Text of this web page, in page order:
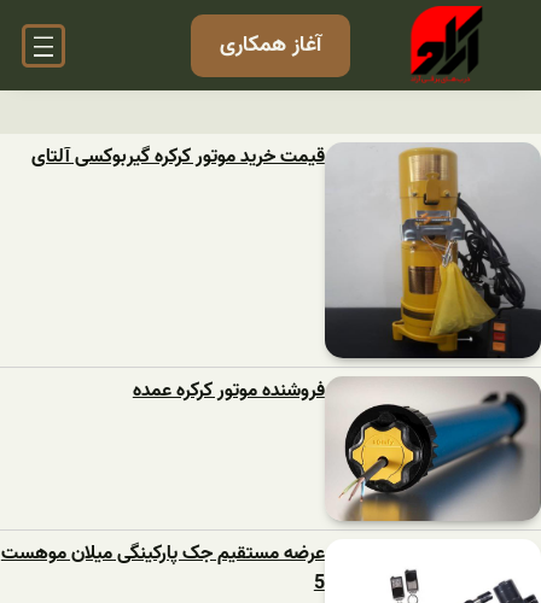
آغاز همکاری
قیمت خرید موتور کرکره گیربوکسی آلتای
فروشنده موتور کرکره عمده
عرضه مستقیم جک پارکینگی میلان موهست
5